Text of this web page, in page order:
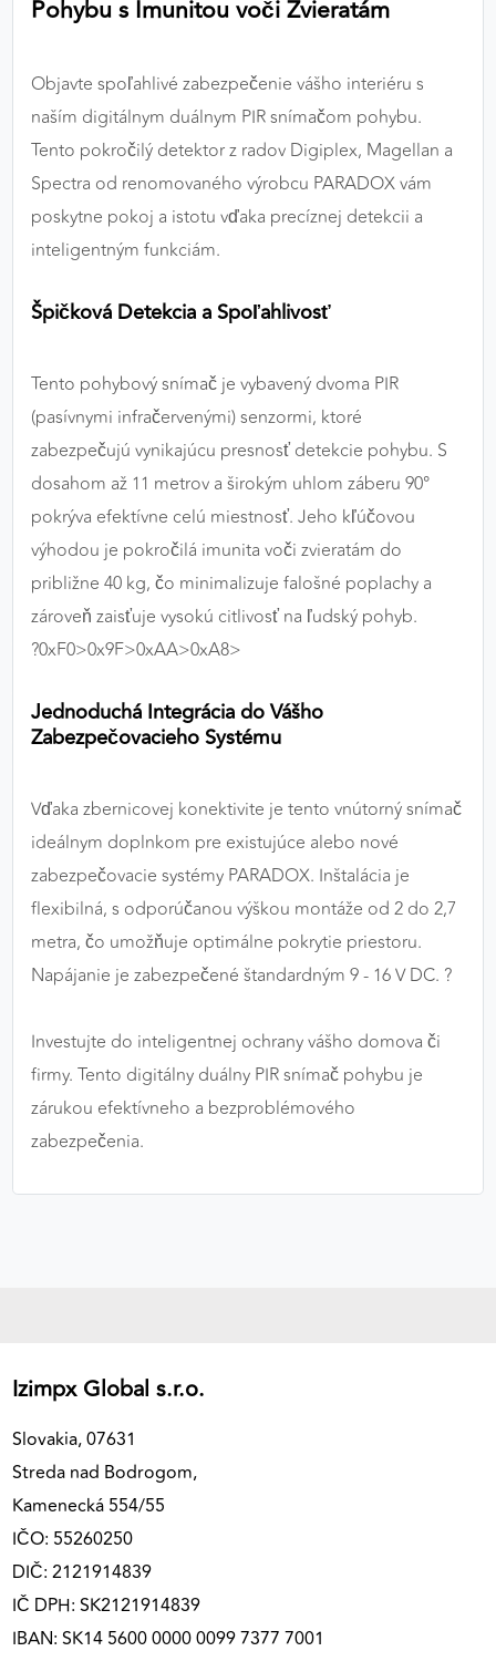
Pohybu s Imunitou voči Zvieratám
Objavte spoľahlivé zabezpečenie vášho interiéru s
naším digitálnym duálnym PIR snímačom pohybu.
Tento pokročilý detektor z radov Digiplex, Magellan a
Spectra od renomovaného výrobcu PARADOX vám
poskytne pokoj a istotu vďaka precíznej detekcii a
inteligentným funkciám.
Špičková Detekcia a Spoľahlivosť
Tento pohybový snímač je vybavený dvoma PIR
(pasívnymi infračervenými) senzormi, ktoré
zabezpečujú vynikajúcu presnosť detekcie pohybu. S
dosahom až 11 metrov a širokým uhlom záberu 90°
pokrýva efektívne celú miestnosť. Jeho kľúčovou
výhodou je pokročilá imunita voči zvieratám do
približne 40 kg, čo minimalizuje falošné poplachy a
zároveň zaisťuje vysokú citlivosť na ľudský pohyb.
?‍0xF0>0x9F>0xAA>0xA8>
Jednoduchá Integrácia do Vášho
Zabezpečovacieho Systému
Vďaka zbernicovej konektivite je tento vnútorný snímač
ideálnym doplnkom pre existujúce alebo nové
zabezpečovacie systémy PARADOX. Inštalácia je
flexibilná, s odporúčanou výškou montáže od 2 do 2,7
metra, čo umožňuje optimálne pokrytie priestoru.
Napájanie je zabezpečené štandardným 9 - 16 V DC. ?
Investujte do inteligentnej ochrany vášho domova či
firmy. Tento digitálny duálny PIR snímač pohybu je
zárukou efektívneho a bezproblémového
zabezpečenia.
Izimpx Global s.r.o.
Slovakia, 07631
Streda nad Bodrogom,
Kamenecká 554/55
IČO: 55260250
DIČ: 2121914839
IČ DPH: SK2121914839
IBAN: SK14 5600 0000 0099 7377 7001
výkon a funkčnosť našich stránok.
Google Analytics
Poskytovateľ: Google
MARKETINGOVÉ COOKIES
Marketingové cookies sa používajú na sledovanie
správania používateľov naprieč webovými
zobrazovať cielenú a relevantnú reklamu, a to na
Google Ads
Poskytovateľ: Google